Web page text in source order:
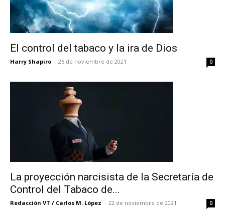
El control del tabaco y la ira de Dios
Harry Shapiro - 26 de noviembre de 2021 0
La proyección narcisista de la Secretaría de
Control del Tabaco de...
Redacción VT / Carlos M. López - 22 de noviembre de 2021 0